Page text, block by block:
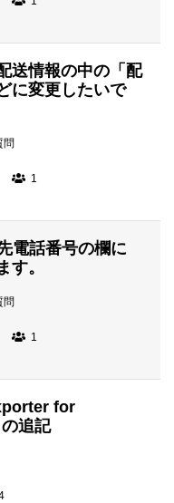
送情報の中の「配
に変更したいで
問
1
電話番号の欄に
す。
問
1
for
追記